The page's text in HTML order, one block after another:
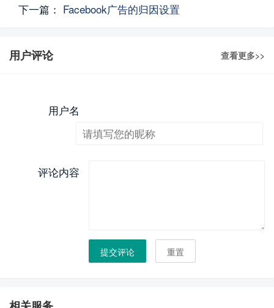
下一篇： Facebook广告的归因设置
用户评论 查看更多>>
用户名
评论内容
提交评论 重置